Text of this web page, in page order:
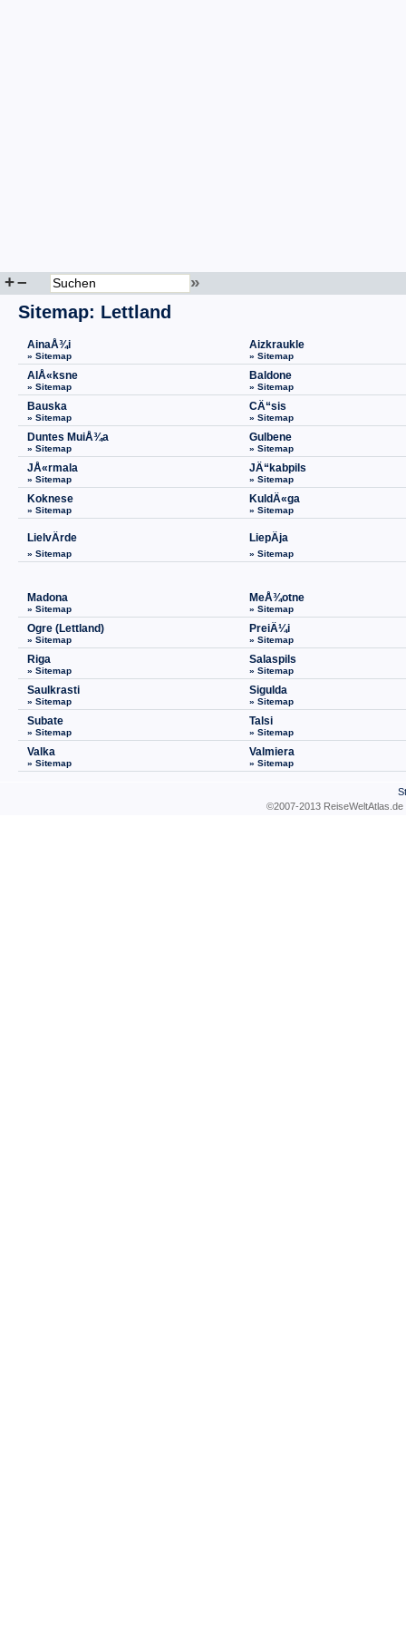
+– »
Sitemap: Lettland
AinaÅ¾i
» Sitemap
Aizkraukle
» Sitemap
AlÅ«ksne
» Sitemap
Baldone
» Sitemap
Bauska
» Sitemap
CÄ“sis
» Sitemap
Duntes MuiÅ¾a
» Sitemap
Gulbene
» Sitemap
JÅ«rmala
» Sitemap
JÄ“kabpils
» Sitemap
Koknese
» Sitemap
KuldÄ«ga
» Sitemap
LielvÄrde
» Sitemap
LiepÄja
» Sitemap
Madona
» Sitemap
MeÅ¾otne
» Sitemap
Ogre (Lettland)
» Sitemap
PreiÄ¼i
» Sitemap
Riga
» Sitemap
Salaspils
» Sitemap
Saulkrasti
» Sitemap
Sigulda
» Sitemap
Subate
» Sitemap
Talsi
» Sitemap
Valka
» Sitemap
Valmiera
» Sitemap
©2007-2013